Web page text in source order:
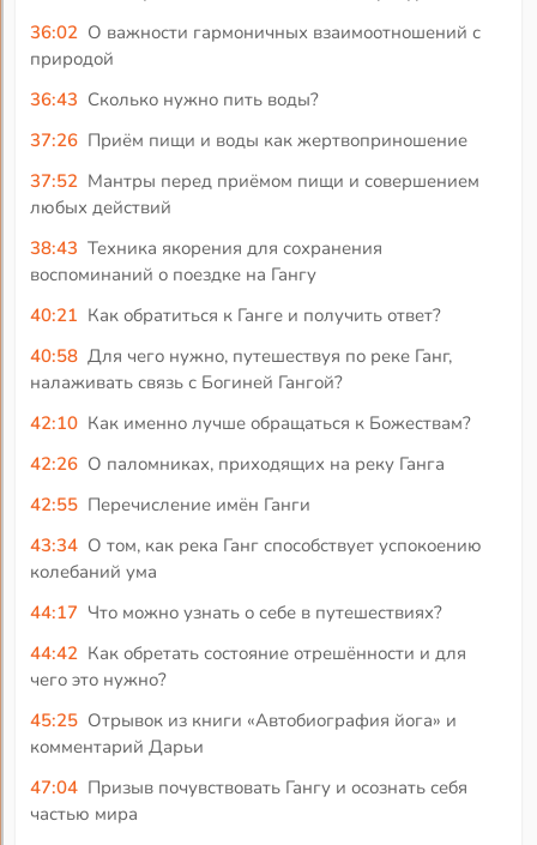
36:02 О важности гармоничных взаимоотношений с
природой
36:43 Сколько нужно пить воды?
37:26 Приём пищи и воды как жертвоприношение
37:52 Мантры перед приёмом пищи и совершением
любых действий
38:43 Техника якорения для сохранения
воспоминаний о поездке на Гангу
40:21 Как обратиться к Ганге и получить ответ?
40:58 Для чего нужно, путешествуя по реке Ганг,
налаживать связь с Богиней Гангой?
42:10 Как именно лучше обращаться к Божествам?
42:26 О паломниках, приходящих на реку Ганга
42:55 Перечисление имён Ганги
43:34 О том, как река Ганг способствует успокоению
колебаний ума
44:17 Что можно узнать о себе в путешествиях?
44:42 Как обретать состояние отрешённости и для
чего это нужно?
45:25 Отрывок из книги «Автобиография йога» и
комментарий Дарьи
47:04 Призыв почувствовать Гангу и осознать себя
частью мира